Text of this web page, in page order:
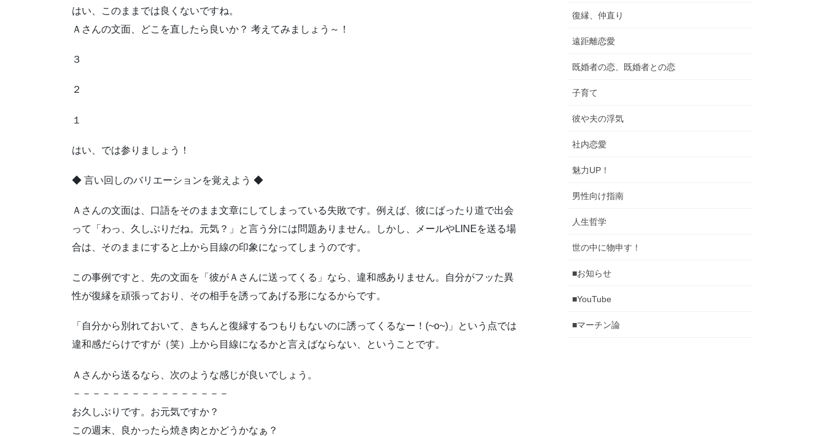
はい、このままでは良くないですね。
Ａさんの文面、どこを直したら良いか？ 考えてみましょう～！
３
２
１
はい、では参りましょう！
◆ 言い回しのバリエーションを覚えよう ◆
Ａさんの文面は、口語をそのまま文章にしてしまっている失敗です。例えば、彼にばったり道で出会
って「わっ、久しぶりだね。元気？」と言う分には問題ありません。しかし、メールやLINEを送る場
合は、そのままにすると上から目線の印象になってしまうのです。
この事例ですと、先の文面を「彼がＡさんに送ってくる」なら、違和感ありません。自分がフッた異
性が復縁を頑張っており、その相手を誘ってあげる形になるからです。
「自分から別れておいて、きちんと復縁するつもりもないのに誘ってくるなー！(~o~)」という点では
違和感だらけですが（笑）上から目線になるかと言えばならない、ということです。
Ａさんから送るなら、次のような感じが良いでしょう。
－－－－－－－－－－－－－－－－
お久しぶりです。お元気ですか？
この週末、良かったら焼き肉とかどうかなぁ？
復縁、仲直り
遠距離恋愛
既婚者の恋、既婚者との恋
子育て
彼や夫の浮気
社内恋愛
魅力UP！
男性向け指南
人生哲学
世の中に物申す！
■お知らせ
■YouTube
■マーチン論